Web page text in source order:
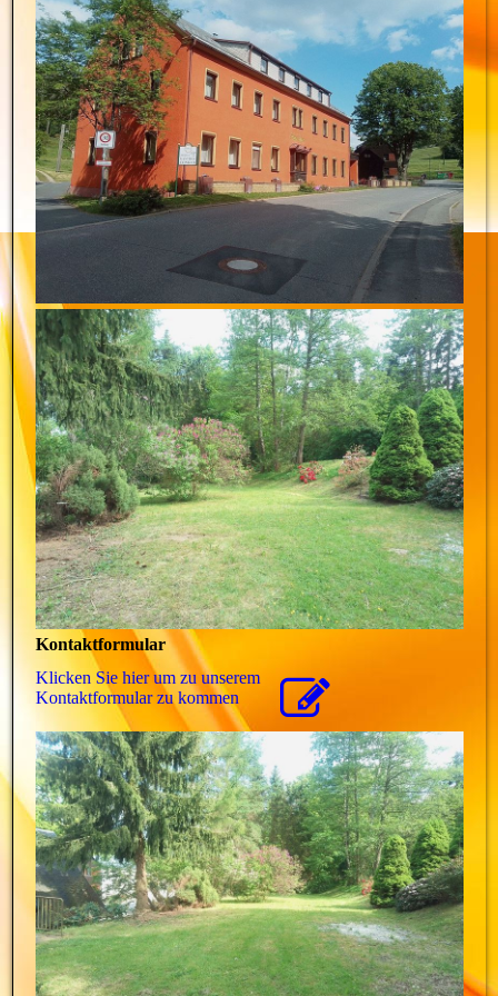
Kontaktformular
Klicken Sie hier um zu unserem
Kon­takt­for­mu­lar zu kommen